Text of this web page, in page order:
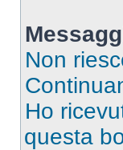
Non
Ho
questa